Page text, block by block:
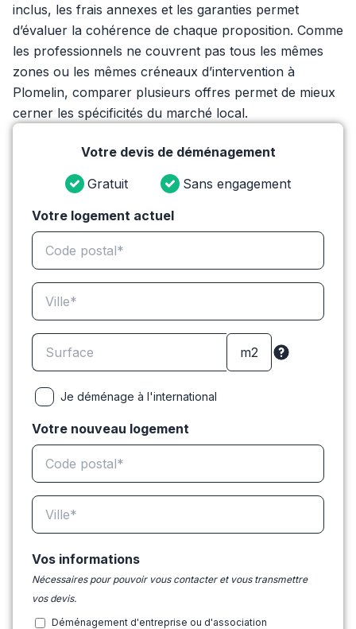
inclus, les frais annexes et les garanties permet
d’évaluer la cohérence de chaque proposition. Comme
les professionnels ne couvrent pas tous les mêmes
zones ou les mêmes créneaux d’intervention à
Plomelin, comparer plusieurs offres permet de mieux
cerner les spécificités du marché local.
Votre devis de déménagement
Gratuit
Sans engagement
Votre logement actuel
Je déménage à l'international
Votre nouveau logement
Vos informations
Nécessaires pour pouvoir vous contacter et vous transmettre
vos devis.
Déménagement d'entreprise ou d'association